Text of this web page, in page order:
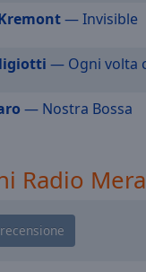
— Invisible
— Ogni volta
— Nostra Bossa
Radio